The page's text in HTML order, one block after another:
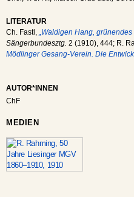
LITERATUR
Ch. Fastl, „Waldigen Hang, grünendes
Sängerbundesztg. 2 (1910), 444; R.
Mödlinger Gesang-Verein. Die
AUTOR*INNEN
ChF
MEDIEN